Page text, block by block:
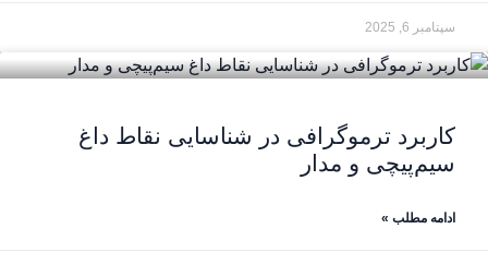
سپتامبر 6, 2025
کاربرد ترموگرافی در شناسایی نقاط داغ
سیم‌پیچی و مدار
ادامه مطلب »